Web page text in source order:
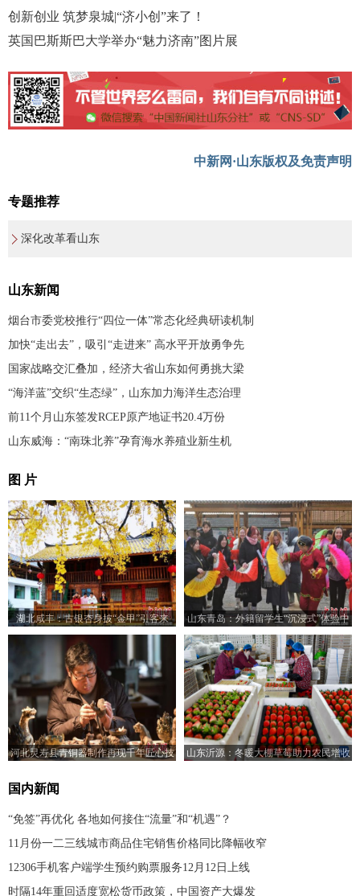
创新创业 筑梦泉城|“济小创”来了！
英国巴斯斯巴大学举办“魅力济南”图片展
中新网·山东版权及免责声明
专题推荐
深化改革看山东
山东新闻
烟台市委党校推行“四位一体”常态化经典研读机制
加快“走出去”，吸引“走进来” 高水平开放勇争先
国家战略交汇叠加，经济大省山东如何勇挑大梁
“海洋蓝”交织“生态绿”，山东加力海洋生态治理
前11个月山东签发RCEP原产地证书20.4万份
山东威海：“南珠北养”孕育海水养殖业新生机
图 片
湖北咸丰：古银杏身披“金甲”引客来
山东青岛：外籍留学生“沉浸式”体验中
国乡村之美
河北灵寿县青铜器制作再现千年匠心技
山东沂源：冬暖大棚草莓助力农民增收
国内新闻
“免签”再优化 各地如何接住“流量”和“机遇”？
11月份一二三线城市商品住宅销售价格同比降幅收窄
12306手机客户端学生预约购票服务12月12日上线
时隔14年重回适度宽松货币政策，中国资产大爆发